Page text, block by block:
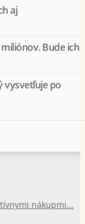
aj
Bude ich
vysvetľuje po
nákupmi...